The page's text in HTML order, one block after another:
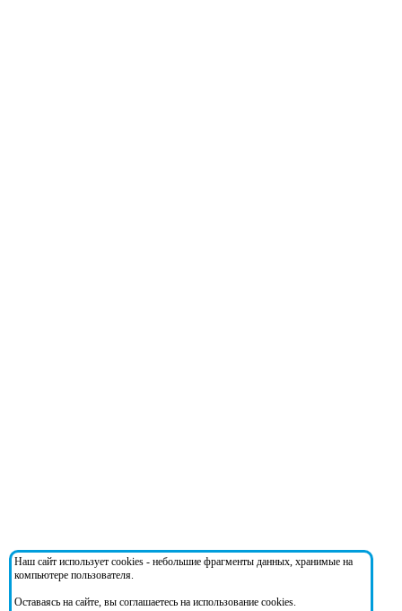
Наш сайт использует cookies - небольшие фрагменты данных, хранимые на
компьютере пользователя.
Оставаясь на сайте, вы соглашаетесь на использование cookies.